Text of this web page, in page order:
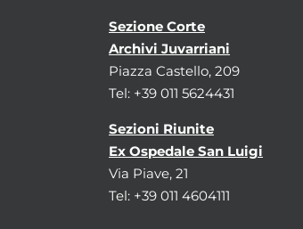
Sezione Corte
Archivi Juvarriani
Piazza Castello, 209
Tel: +39 011 5624431
Sezioni Riunite
Ex Ospedale San Luigi
Via Piave, 21
Tel: +39 011 4604111